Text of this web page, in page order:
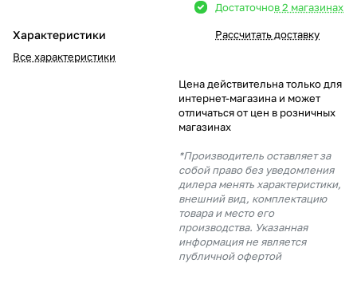
Характеристики
Все характеристики
Достаточнов 2 магазинах
Рассчитать доставку
Цена действительна только для
интернет-магазина и может
отличаться от цен в розничных
магазинах
*Производитель оставляет за
собой право без уведомления
дилера менять характеристики,
внешний вид, комплектацию
товара и место его
производства. Указанная
информация не является
публичной офертой
% картой любого банка
выбранный способом
% будут
с вашей карты
каждые 2 недели